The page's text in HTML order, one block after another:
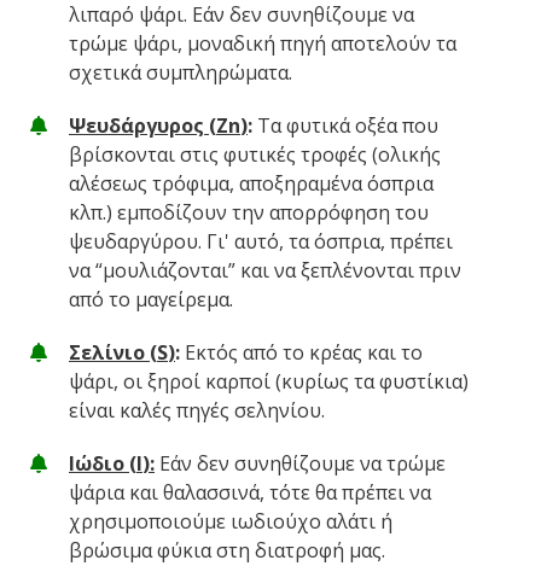
λιπαρό ψάρι. Εάν δεν συνηθίζουμε να
τρώμε ψάρι, μοναδική πηγή αποτελούν τα
σχετικά συμπληρώματα.
Ψευδάργυρος (Zn): Τα φυτικά οξέα που
βρίσκονται στις φυτικές τροφές (ολικής
αλέσεως τρόφιμα, αποξηραμένα όσπρια
κλπ.) εμποδίζουν την απορρόφηση του
ψευδαργύρου. Γι' αυτό, τα όσπρια, πρέπει
να “μουλιάζονται” και να ξεπλένονται πριν
από το μαγείρεμα.
Σελίνιο (S): Εκτός από το κρέας και το
ψάρι, οι ξηροί καρποί (κυρίως τα φυστίκια)
είναι καλές πηγές σεληνίου.
Ιώδιο (I): Εάν δεν συνηθίζουμε να τρώμε
ψάρια και θαλασσινά, τότε θα πρέπει να
χρησιμοποιούμε ιωδιούχο αλάτι ή
βρώσιμα φύκια στη διατροφή μας.